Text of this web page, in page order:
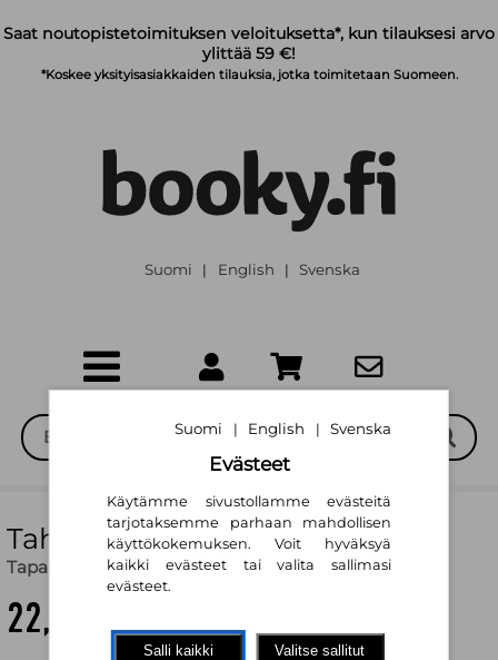
Saat noutopistetoimituksen veloituksetta*, kun tilauksesi arvo
ylittää 59 €!
*Koskee yksityisasiakkaiden tilauksia, jotka toimitetaan Suomeen.
Suomi | English | Svenska
Tahvon ja Bellan joulumylläkkä
Tapani Bagge,Jusa Hämäläinen (kuv.)
22,70 €
Suomi | English | Svenska
Evästeet
Käytämme sivustollamme evästeitä
tarjotaksemme parhaan mahdollisen
käyttökokemuksen. Voit hyväksyä
kaikki evästeet tai valita sallimasi
evästeet.
Salli kaikki Valitse sallitut